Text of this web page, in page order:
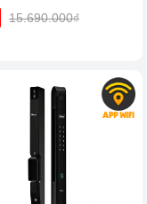
15.690.000₫